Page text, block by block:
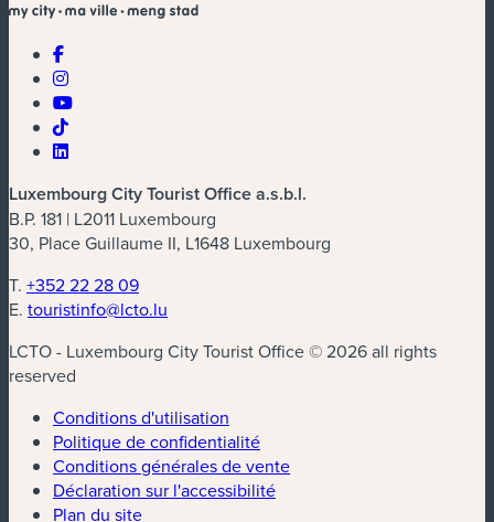
Luxembourg City Tourist Office a.s.b.l.
B.P. 181 | L2011 Luxembourg
30, Place Guillaume II, L1648 Luxembourg
T. +352 22 28 09
E. touristinfo@lcto.lu
LCTO - Luxembourg City Tourist Office © 2026 all rights
reserved
Conditions d'utilisation
Politique de confidentialité
Conditions générales de vente
Déclaration sur l'accessibilité
Plan du site